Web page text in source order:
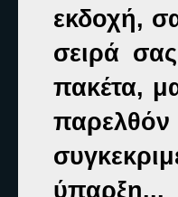
εκδοχή,
σειρά
πακέτα,
ύπαρξη...